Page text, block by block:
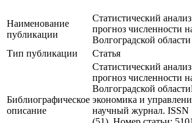
Наименование
публикации
Статистический
прогноз численности
Волгоградской области
Тип публикации
Статья
Библиографическое
описание
Статистический
прогноз численности
Волгоградской
экономика и
научный журнал.